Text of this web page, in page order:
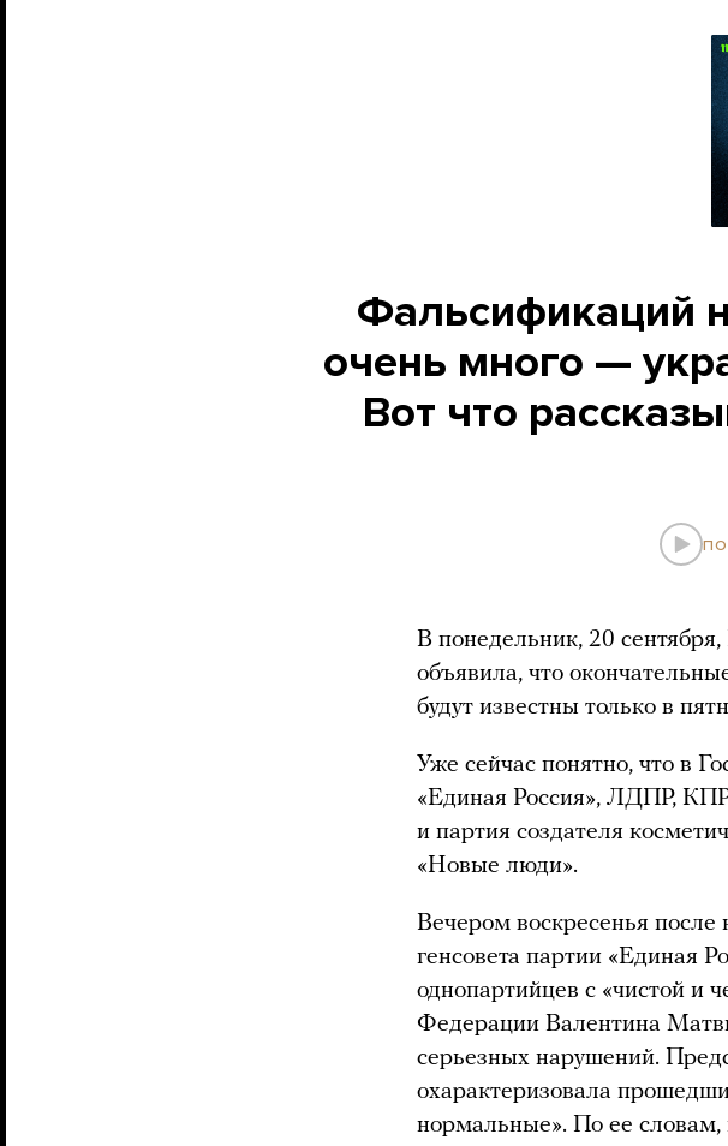
Фальсификаций
очень много —
Вот что
В понедельник, 20
объявила, что
будут известны только в
Уже сейчас понятно, что в
«Единая Россия», ЛДПР,
и партия создателя
«Новые люди».
Вечером воскресенья после
генсовета партии «Единая
однопартийцев с «чистой и
Федерации Валентина
серьезных нарушений.
охарактеризовала
нормальные». По ее словам,